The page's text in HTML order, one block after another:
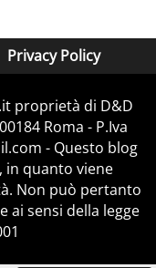
Privacy Policy
proprietà di D&D
Roma - P.Iva
- Questo blog
in quanto viene
Non può pertanto
sensi della legge